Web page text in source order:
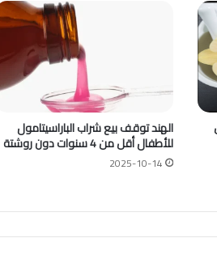
الهند توقف بيع شراب الباراسيتامول
للأطفال أقل من 4 سنوات دون روشتة
2025-10-14